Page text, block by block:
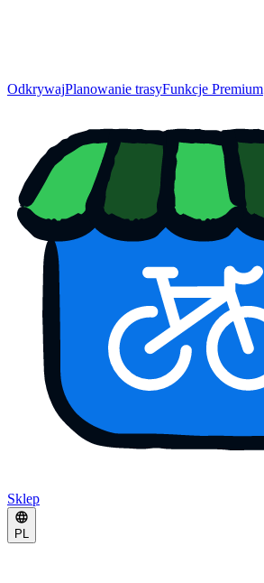
OdkrywajPlanowanie trasyFunkcje Premium
Sklep
PL